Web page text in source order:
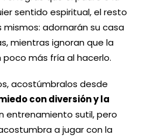
sentido espiritual, el resto
adornarán su casa
mientras ignoran que la
poco más fría al hacerlo.
acostúmbralos desde
con diversión y la
entrenamiento sutil, pero
a jugar con la